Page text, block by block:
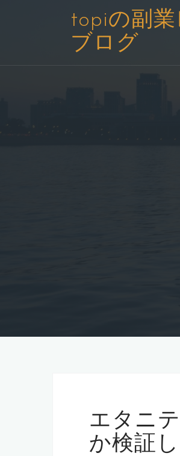
topiの副
ブログ
エタニ
か検証